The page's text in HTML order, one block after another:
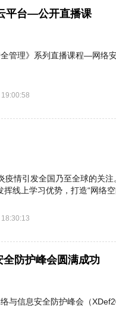
平台—公开直播课
管理》系列直播课程—网络
疫情引发全国乃至全球的关
线上学习优势，打造“网络
防护峰会圆满成功
与信息安全防护峰会（